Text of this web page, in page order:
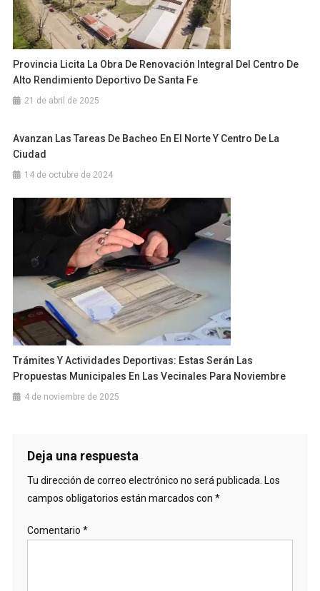
Provincia Licita La Obra De Renovación Integral Del Centro De
Alto Rendimiento Deportivo De Santa Fe
21 de abril de 2025
Avanzan Las Tareas De Bacheo En El Norte Y Centro De La
Ciudad
14 de octubre de 2024
Trámites Y Actividades Deportivas: Estas Serán Las
Propuestas Municipales En Las Vecinales Para Noviembre
4 de noviembre de 2025
Deja una respuesta
Tu dirección de correo electrónico no será publicada. Los
campos obligatorios están marcados con *
Comentario *